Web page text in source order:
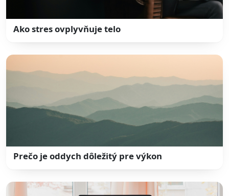
Ako stres ovplyvňuje telo
Prečo je oddych dôležitý pre výkon